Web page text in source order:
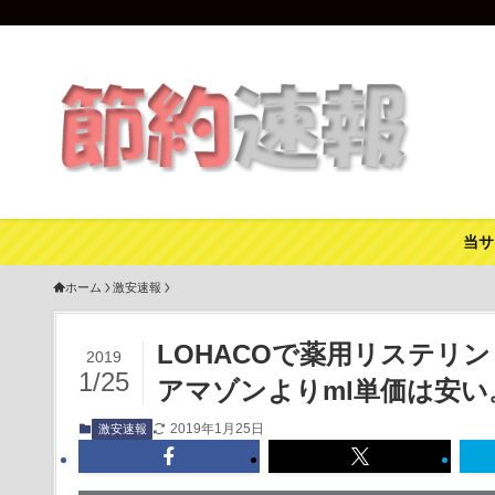
当
ホーム 激安速報
LOHACOで薬用リステリ
アマゾンよりml単価は安
2019
1/25
激安速報 2019年1月25日